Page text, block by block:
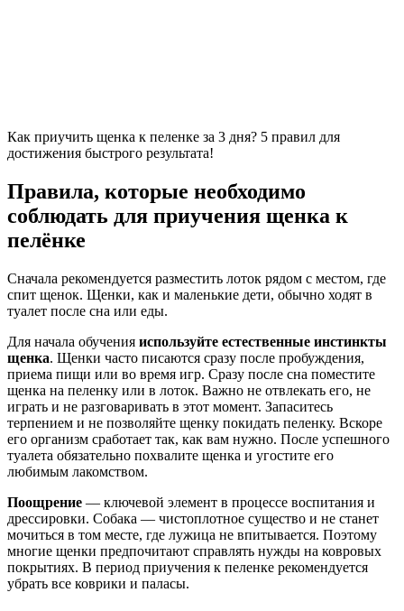
Как приучить щенка к пеленке за 3 дня? 5 правил для
достижения быстрого результата!
Правила, которые необходимо
соблюдать для приучения щенка к
пелёнке
Сначала рекомендуется разместить лоток рядом с местом, где
спит щенок. Щенки, как и маленькие дети, обычно ходят в
туалет после сна или еды.
Для начала обучения используйте естественные инстинкты
щенка. Щенки часто писаются сразу после пробуждения,
приема пищи или во время игр. Сразу после сна поместите
щенка на пеленку или в лоток. Важно не отвлекать его, не
играть и не разговаривать в этот момент. Запаситесь
терпением и не позволяйте щенку покидать пеленку. Вскоре
его организм сработает так, как вам нужно. После успешного
туалета обязательно похвалите щенка и угостите его
любимым лакомством.
Поощрение — ключевой элемент в процессе воспитания и
дрессировки. Собака — чистоплотное существо и не станет
мочиться в том месте, где лужица не впитывается. Поэтому
многие щенки предпочитают справлять нужды на ковровых
покрытиях. В период приучения к пеленке рекомендуется
убрать все коврики и паласы.